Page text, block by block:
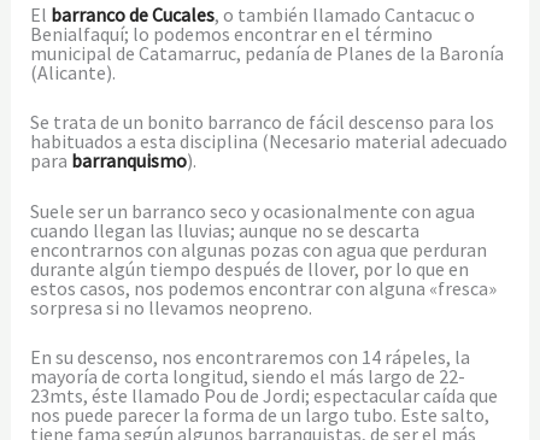
El barranco de Cucales, o también llamado Cantacuc o
Benialfaquí; lo podemos encontrar en el término
municipal de Catamarruc, pedanía de Planes de la Baronía
(Alicante).
Se trata de un bonito barranco de fácil descenso para los
habituados a esta disciplina (Necesario material adecuado
para barranquismo).
Suele ser un barranco seco y ocasionalmente con agua
cuando llegan las lluvias; aunque no se descarta
encontrarnos con algunas pozas con agua que perduran
durante algún tiempo después de llover, por lo que en
estos casos, nos podemos encontrar con alguna «fresca»
sorpresa si no llevamos neopreno.
En su descenso, nos encontraremos con 14 rápeles, la
mayoría de corta longitud, siendo el más largo de 22-
23mts, éste llamado Pou de Jordi; espectacular caída que
nos puede parecer la forma de un largo tubo. Este salto,
tiene fama según algunos barranquistas, de ser el más